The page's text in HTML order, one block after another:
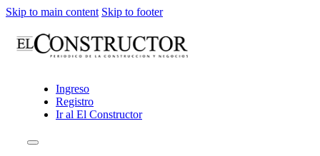
Skip to main content Skip to footer
Ingreso
Registro
Ir al El Constructor